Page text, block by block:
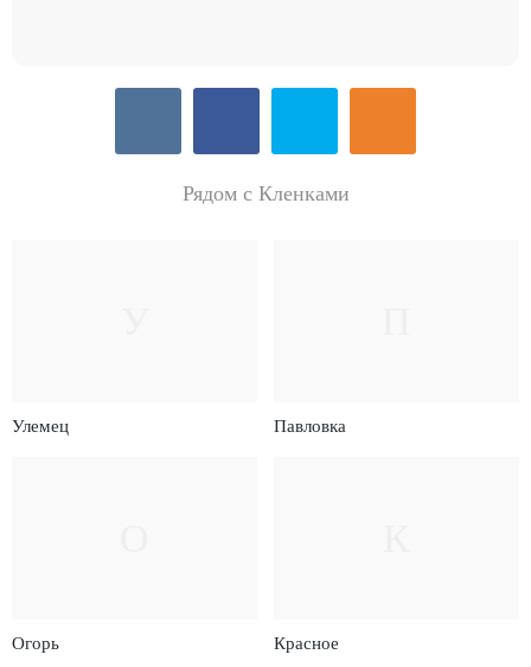
Рядом с Кленками
Улемец Павловка
Огорь Красное